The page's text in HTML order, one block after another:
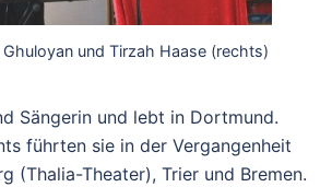
Ghuloyan und Tirzah Haase (rechts)
Sängerin und lebt in Dortmund.
führten sie in der Vergangenheit
(Thalia-Theater), Trier und Bremen.